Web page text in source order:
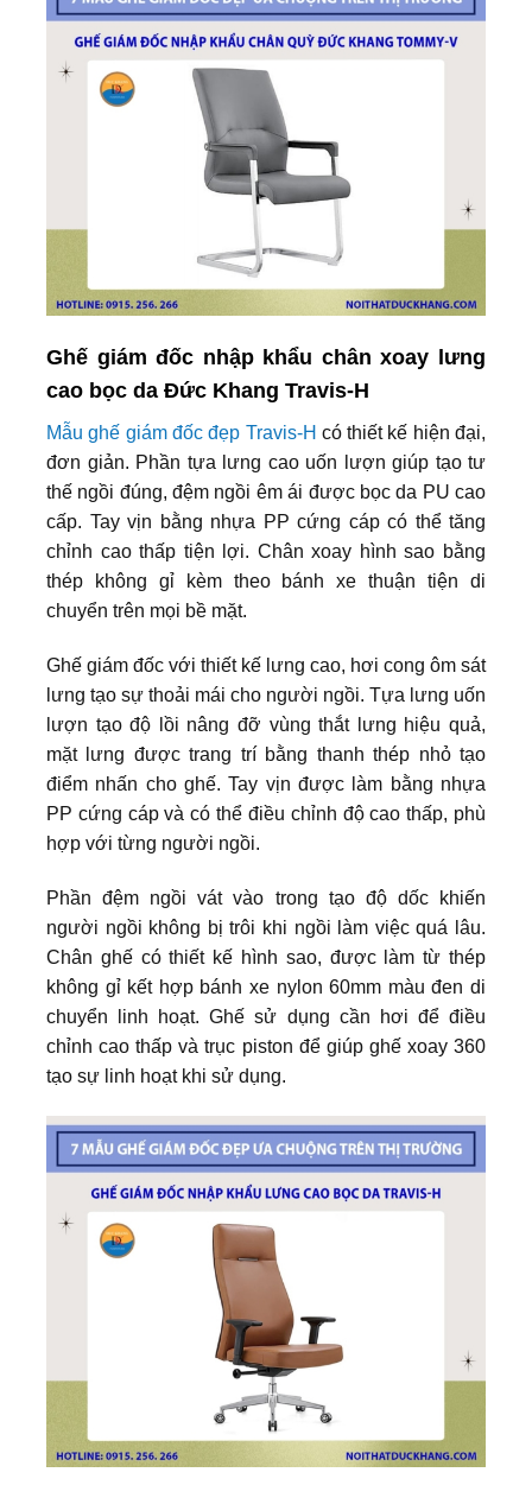
Ghế giám đốc nhập khẩu chân xoay lưng
cao bọc da Đức Khang Travis-H
Mẫu ghế giám đốc đẹp Travis-H có thiết kế hiện đại,
đơn giản. Phần tựa lưng cao uốn lượn giúp tạo tư
thế ngồi đúng, đệm ngồi êm ái được bọc da PU cao
cấp. Tay vịn bằng nhựa PP cứng cáp có thể tăng
chỉnh cao thấp tiện lợi. Chân xoay hình sao bằng
thép không gỉ kèm theo bánh xe thuận tiện di
chuyển trên mọi bề mặt.
Ghế giám đốc với thiết kế lưng cao, hơi cong ôm sát
lưng tạo sự thoải mái cho người ngồi. Tựa lưng uốn
lượn tạo độ lồi nâng đỡ vùng thắt lưng hiệu quả,
mặt lưng được trang trí bằng thanh thép nhỏ tạo
điểm nhấn cho ghế. Tay vịn được làm bằng nhựa
PP cứng cáp và có thể điều chỉnh độ cao thấp, phù
hợp với từng người ngồi.
Phần đệm ngồi vát vào trong tạo độ dốc khiến
người ngồi không bị trôi khi ngồi làm việc quá lâu.
Chân ghế có thiết kế hình sao, được làm từ thép
không gỉ kết hợp bánh xe nylon 60mm màu đen di
chuyển linh hoạt. Ghế sử dụng cần hơi để điều
chỉnh cao thấp và trục piston để giúp ghế xoay 360
tạo sự linh hoạt khi sử dụng.